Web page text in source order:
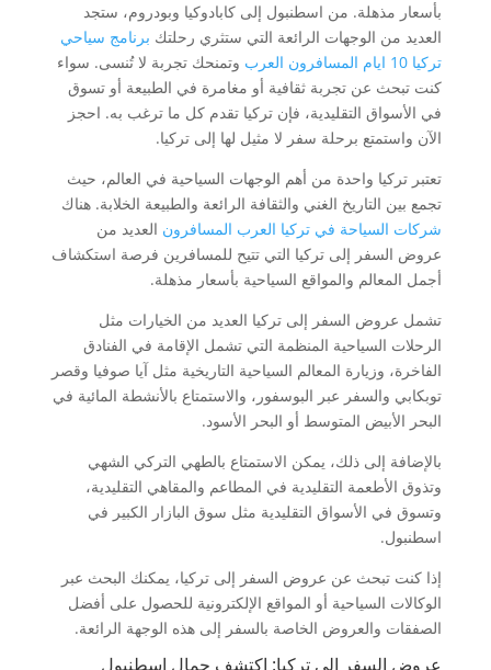
بأسعار مذهلة. من اسطنبول إلى كابادوكيا وبودروم، ستجد
العديد من الوجهات الرائعة التي ستثري رحلتك برنامج سياحي
تركيا 10 ايام المسافرون العرب
وتمنحك تجربة لا تُنسى. سواء
كنت تبحث عن تجربة ثقافية أو مغامرة في الطبيعة أو تسوق
في الأسواق التقليدية، فإن تركيا تقدم كل ما ترغب به. احجز
الآن واستمتع برحلة سفر لا مثيل لها إلى تركيا.
تعتبر تركيا واحدة من أهم الوجهات السياحية في العالم، حيث
تجمع بين التاريخ الغني والثقافة الرائعة والطبيعة الخلابة. هناك
شركات السياحة في تركيا العرب المسافرون العديد من
عروض السفر إلى تركيا التي تتيح للمسافرين فرصة استكشاف
أجمل المعالم والمواقع السياحية بأسعار مذهلة.
تشمل عروض السفر إلى تركيا العديد من الخيارات مثل
الرحلات السياحية المنظمة التي تشمل الإقامة في الفنادق
الفاخرة، وزيارة المعالم السياحية التاريخية مثل آيا صوفيا وقصر
توبكابي والسفر عبر البوسفور، والاستمتاع بالأنشطة المائية في
البحر الأبيض المتوسط أو البحر الأسود.
بالإضافة إلى ذلك، يمكن الاستمتاع بالطهي التركي الشهي
وتذوق الأطعمة التقليدية في المطاعم والمقاهي التقليدية،
وتسوق في الأسواق التقليدية مثل سوق البازار الكبير في
اسطنبول.
إذا كنت تبحث عن عروض السفر إلى تركيا، يمكنك البحث عبر
الوكالات السياحية أو المواقع الإلكترونية للحصول على أفضل
الصفقات والعروض الخاصة بالسفر إلى هذه الوجهة الرائعة.
عروض السفر إلى تركيا: اكتشف جمال إسطنبول